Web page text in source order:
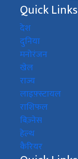
Quick Links
देश
दुनिया
मनोरंजन
खेल
राज्य
लाइफ़्स्टायल
राशिफल
बिज़्नेस
हेल्थ
कैरियर